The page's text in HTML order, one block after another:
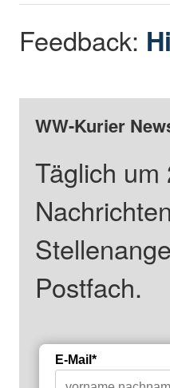
Feedback:
WW-Kurier
Täglich
Postfach.
E-Mail*